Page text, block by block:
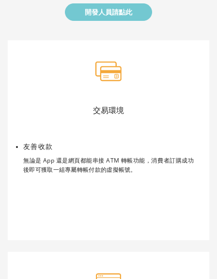
開發人員請點此
交易環境
友善收款
無論是 App 還是網頁都能串接 ATM 轉帳功能，消費者訂購成功
後即可獲取一組專屬轉帳付款的虛擬帳號。